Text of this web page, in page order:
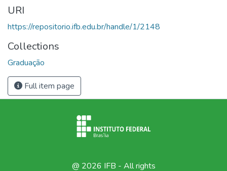
URI
https://repositorio.ifb.edu.br/handle/1/2148
Collections
Graduação
Full item page
@ 2026 IFB - All rights